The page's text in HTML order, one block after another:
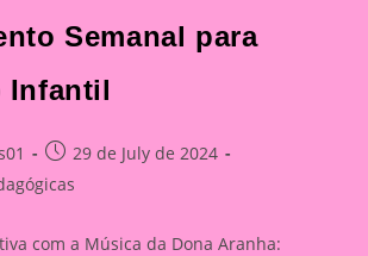
Semanal para
Infantil
Post
published:
29 de July de 2024
com a Música da Dona Aranha: